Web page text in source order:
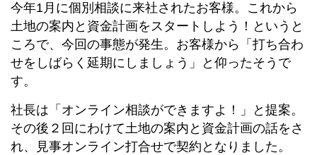
今年1月に個別相談に来社されたお客様。これから
土地の案内と資金計画をスタートしよう！というと
ころで、今回の事態が発生。お客様から「打ち合わ
せをしばらく延期にしましょう」と仰ったそうで
す。
社長は「オンライン相談ができますよ！」と提案。
その後２回にわけて土地の案内と資金計画の話をさ
れ、見事オンライン打合せで契約となりました。